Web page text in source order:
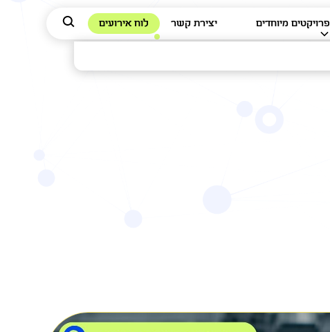
פרויקטים מיוחדים יצירת קשר לוח אירועים